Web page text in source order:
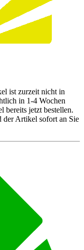
ist zurzeit nicht in
in 1-4 Wochen
bereits jetzt bestellen.
der Artikel sofort an Sie